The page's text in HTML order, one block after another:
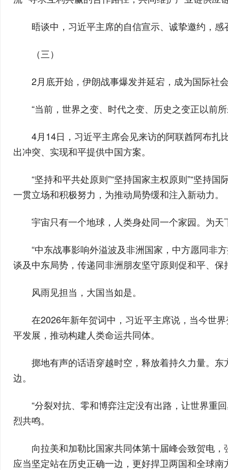
晤谈中，习近平主席的自信宣示、诚挚邀约，
（三）
2月底开始，伊朗战事爆发并延宕，成为国际社
“当前，世界之变、时代之变、历史之变正以前
4月14日，习近平主席会见来访的阿联酋阿布扎
出冲突、实现和平提供中国方案。
“坚持和平共处原则”“坚持国家主权原则”“坚持
一贯立场和积极努力，为推动局势缓和注入新动力。
宇宙只有一个地球，人类身处同一个家园。为
“中东战事影响外溢波及非洲国家，中方愿同非
谈及中东局势，传递同非洲朋友坚守原则促和平、
风雨见担当，大国当如是。
在2026年新年贺词中，习近平主席说，当今世
平发展，推动构建人类命运共同体。
掷地有声的话语穿越时空，释放着持久力量。
边。
“分裂对抗、零和博弈注定没有出路，让世界重
烈共鸣。
向拉美和加勒比国家共同体第十届峰会致贺电
应当坚定站在历史正确一边，更好捍卫两国和全球